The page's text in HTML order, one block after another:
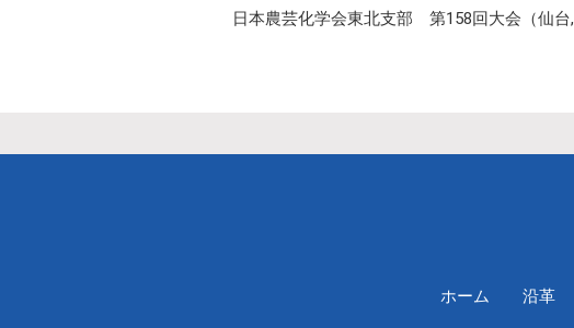
日本農芸化学会東北支部 第158回大会（仙台,
ホーム 沿革